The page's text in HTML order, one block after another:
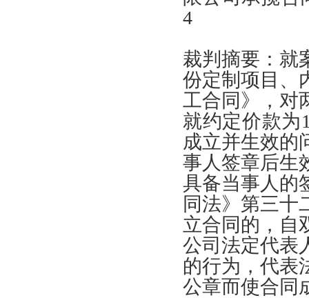
4
裁判摘要 ： 就
份定制项目 、
工合同 》， 对
就约定价款为
成立并生效的
事人签章后生
具备当事人的
同法》 第三十
立合同的 ， 自
公司法定代表
的行为 ， 代表
公章而使合同